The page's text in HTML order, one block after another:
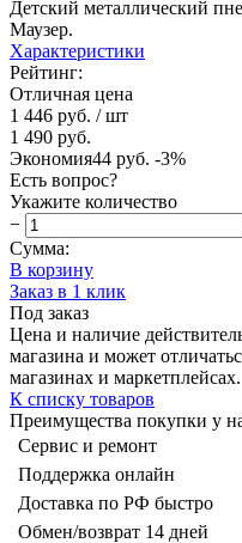
Детский металлический
Маузер.
Характеристики
Рейтинг:
Отличная цена
1 446 руб. / шт
1 490 руб.
Экономия44 руб. -3%
Есть вопрос?
Укажите количество
−
Сумма:
В корзину
Заказ в 1 клик
Под заказ
Цена и наличие
магазина и может
магазинах и маркетплейсах.
К списку товаров
Преимущества покупки у
Сервис и ремонт
Поддержка онлайн
Доставка по РФ быстро
Обмен/возврат 14 дней